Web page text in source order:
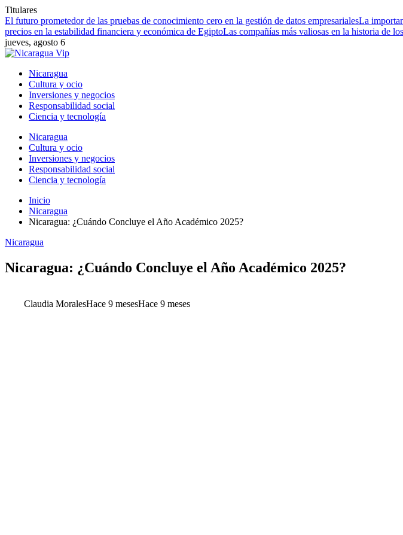
Titulares
El futuro prometedor de las pruebas de conocimiento cero en la gestión de datos empresarialesLa
precios en la estabilidad financiera y económica de EgiptoLas compañías más valiosas en la historia de
jueves, agosto 6
Nicaragua
Cultura y ocio
Inversiones y negocios
Responsabilidad social
Ciencia y tecnología
Nicaragua
Cultura y ocio
Inversiones y negocios
Responsabilidad social
Ciencia y tecnología
Inicio
Nicaragua
Nicaragua: ¿Cuándo Concluye el Año Académico 2025?
Nicaragua
Nicaragua: ¿Cuándo Concluye el Año Académico 2025?
Claudia MoralesHace 9 mesesHace 9 meses